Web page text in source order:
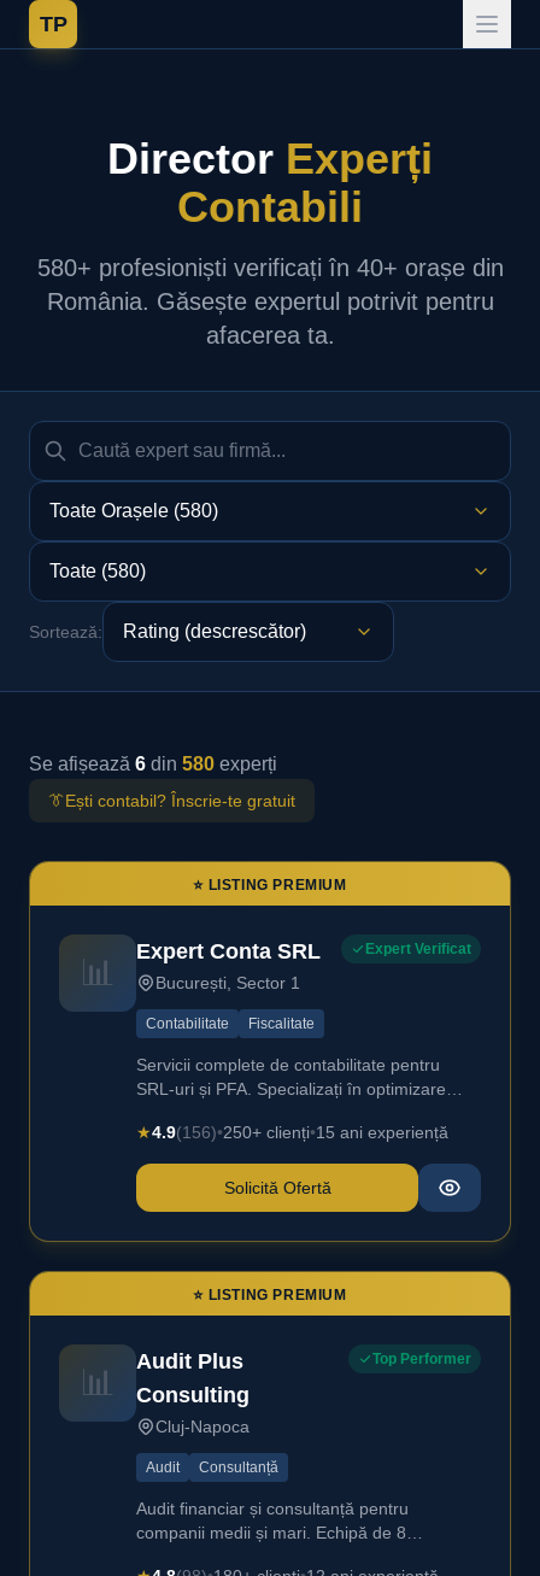
TP
Director Experți
Contabili
580+ profesioniști verificați în 40+ orașe din
România. Găsește expertul potrivit pentru
afacerea ta.
Sortează:
Se afișează 6 din 580 experți
👔Ești contabil? Înscrie-te gratuit
⭐ LISTING PREMIUM
📊
Expert Conta SRL
București, Sector 1
Expert Verificat
Contabilitate Fiscalitate
Servicii complete de contabilitate pentru
SRL-uri și PFA. Specializați în optimizare
★4.9(156)•250+ clienți•15 ani experiență
Solicită Ofertă
⭐ LISTING PREMIUM
📊
Audit Plus
Consulting
Cluj-Napoca
Top Performer
Audit Consultanță
Audit financiar și consultanță pentru
companii medii și mari. Echipă de 8